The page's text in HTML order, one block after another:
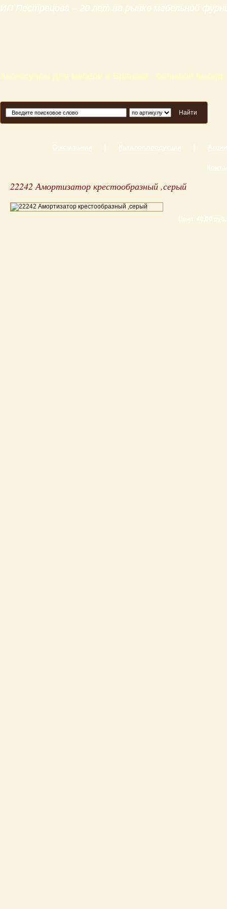
ИП Пестрецова – 20 лет на рынке мебельной
Аксессуары для мебели в Брянске - большой
Найти
О компании Каталог продукции
22242 Амортизатор крестообразный ,серый
Цена: 40,00 руб.